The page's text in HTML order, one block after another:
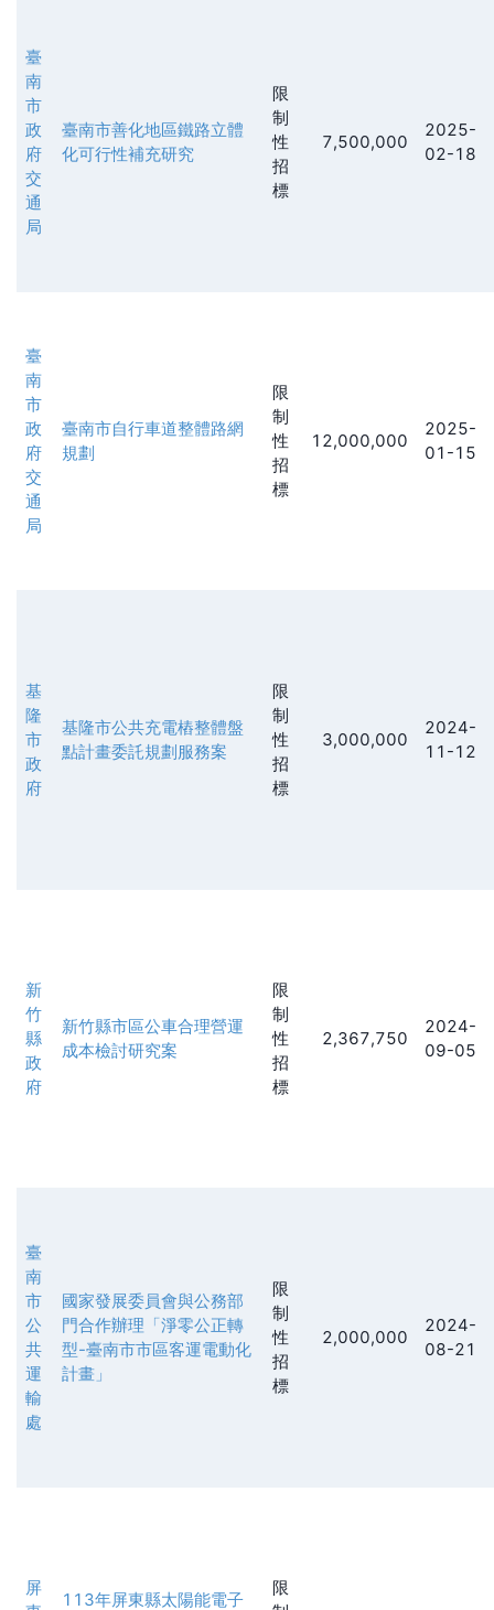
臺
南
市
政
府
交
通
局
臺南市善化地區鐵路立體
化可行性補充研究
限
制
性
招
標
7,500,000
2025-
02-18
臺
南
市
政
府
交
通
局
臺南市自行車道整體路網
規劃
限
制
性
招
標
12,000,000
2025-
01-15
基
隆
市
政
府
基隆市公共充電樁整體盤
點計畫委託規劃服務案
限
制
性
招
標
3,000,000
2024-
11-12
新
竹
縣
政
府
新竹縣市區公車合理營運
成本檢討研究案
限
制
性
招
標
2,367,750
2024-
09-05
臺
南
市
公
共
運
輸
處
國家發展委員會與公務部
門合作辦理「淨零公正轉
型-臺南市市區客運電動化
計畫」
限
制
性
招
標
2,000,000
2024-
08-21
屏
113年屏東縣太陽能電子
限